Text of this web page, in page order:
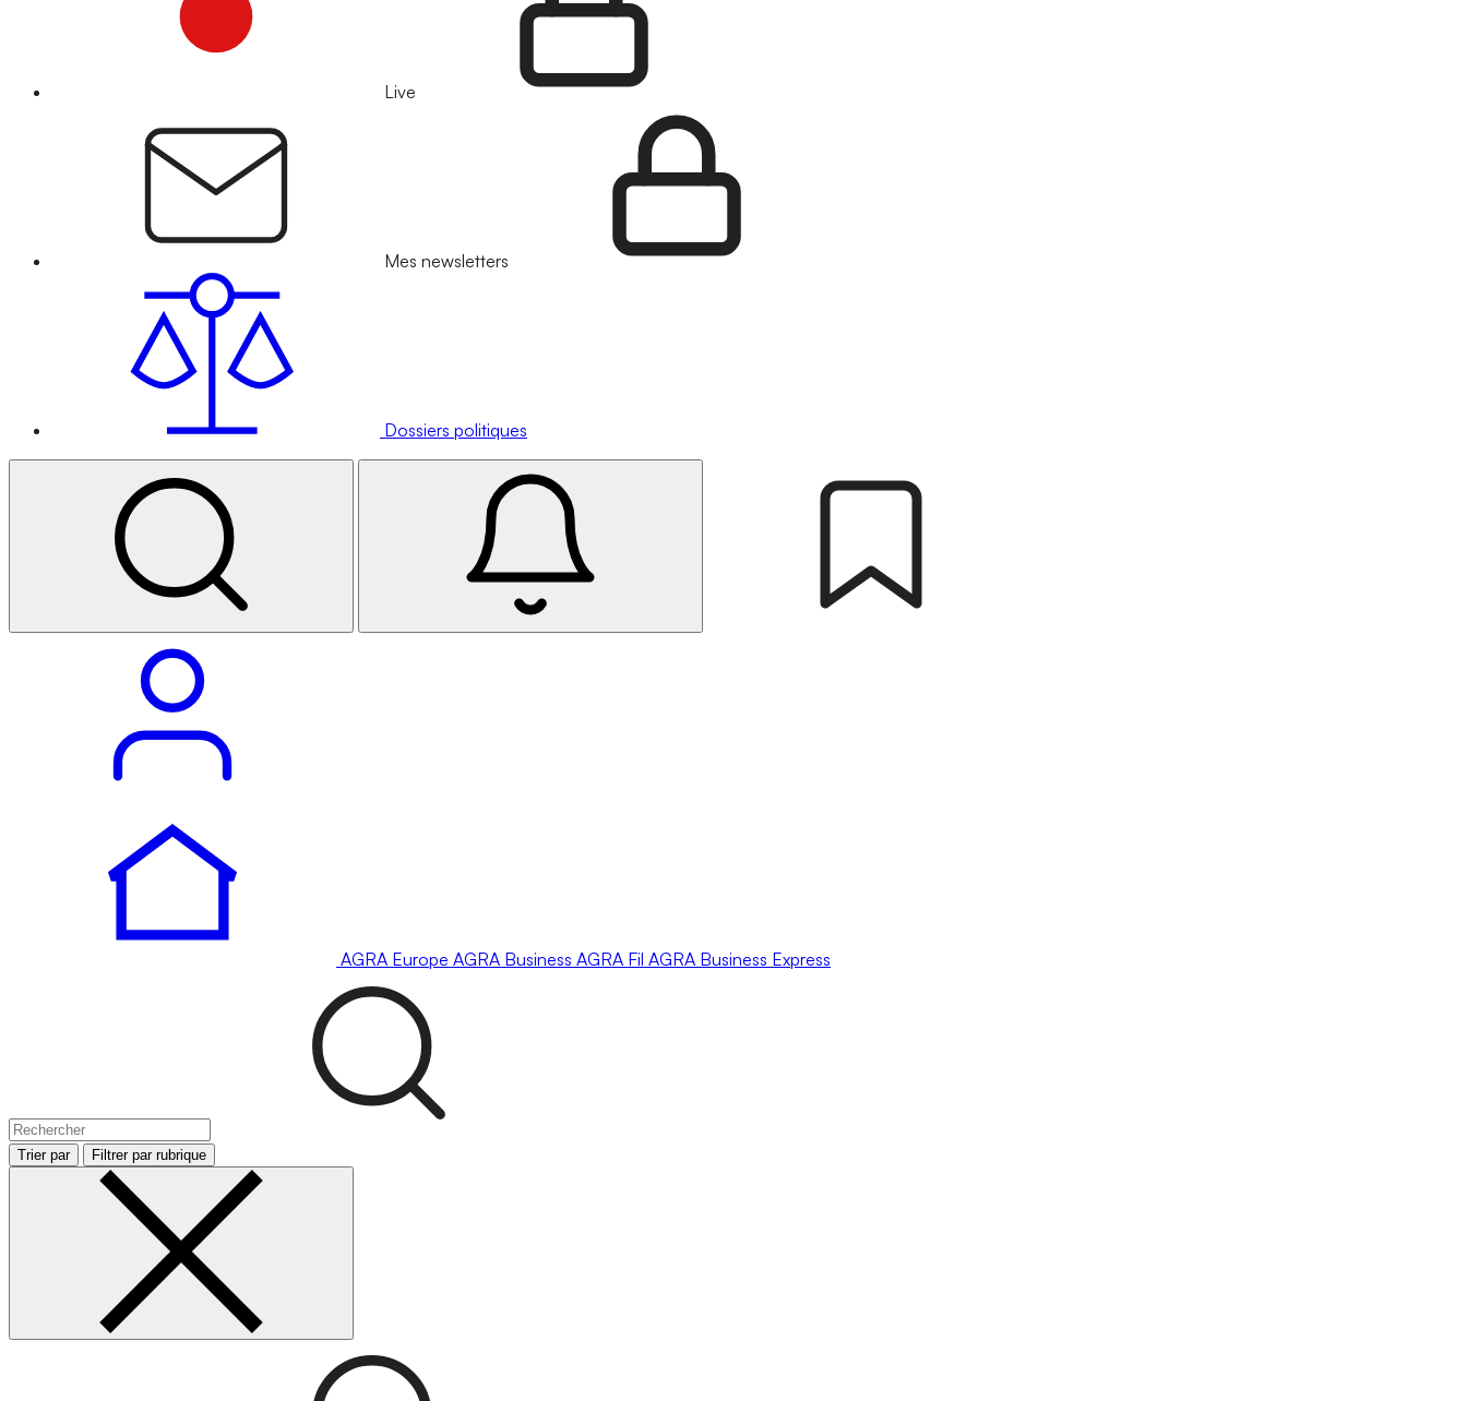
Live
Mes newsletters
Dossiers politiques
AGRA Europe AGRA Business AGRA Fil AGRA Business Express
Trier par Filtrer par rubrique